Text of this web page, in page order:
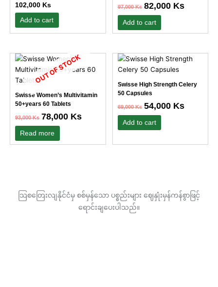
102,000 Ks
Add to cart
options
be
on
the
97,000Ks 82,000 Ks
Add to cart
OUT OF STOCK
Swisse Women’s Multivitamin
50+years 60 Tablets
93,000Ks
Original
price
was:
78,000 Ks
price
is:
Read more
Swisse High Strength Celery
50 Capsules
69,000Ks
Original
price
was:
69,000 Ks.
54,000 Ks
Current
54,000 Ks.
Add to cart
သြစတြေးလျနိုင်ငံမှ စစ်မှန်သော ပစ္စည်းများ ဈေနှုံးမှန်ကန်စွာဖြင့်
ရောင်းချပေးပါသည်။